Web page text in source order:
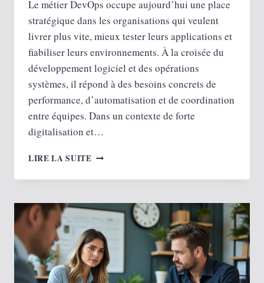
Le métier DevOps occupe aujourd’hui une place
stratégique dans les organisations qui veulent
livrer plus vite, mieux tester leurs applications et
fiabiliser leurs environnements. À la croisée du
développement logiciel et des opérations
systèmes, il répond à des besoins concrets de
performance, d’automatisation et de coordination
entre équipes. Dans un contexte de forte
digitalisation et…
LIRE LA SUITE MÉTIER
:
D’EMPLOI
CLOUD
ET
AUTOMATISATION
?